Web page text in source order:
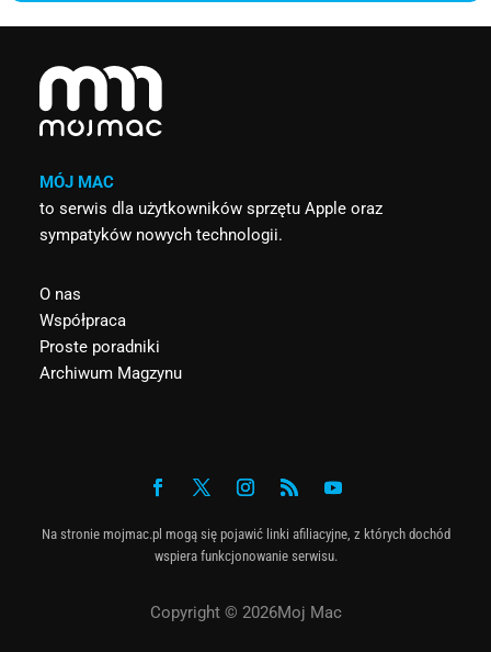
MÓJ MAC
to serwis dla użytkowników sprzętu Apple oraz
sympatyków nowych technologii.
O nas
Współpraca
Proste poradniki
Archiwum Magzynu
Na stronie mojmac.pl mogą się pojawić linki afiliacyjne, z których dochód
wspiera funkcjonowanie serwisu.
Copyright © 2026Moj Mac